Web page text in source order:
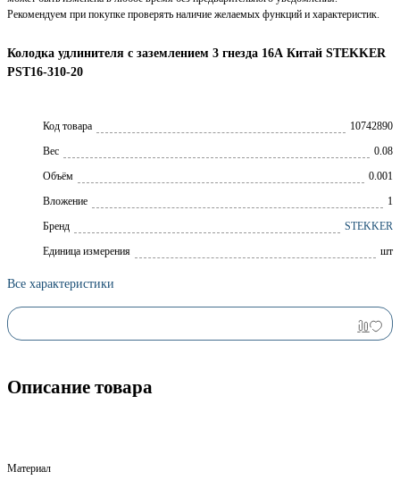
Колодка удлинителя с заземлением 3 гнезда 16А Китай STEKKER
PST16-310-20
Код товара
10742890
Вес
0.08
Объём
0.001
Вложение
1
Брeнд
STEKKER
Единица измерения
шт
Все характеристики
Рекомендуем при покупке проверять наличие желаемых функций и характеристик.
Описание товара
Материал